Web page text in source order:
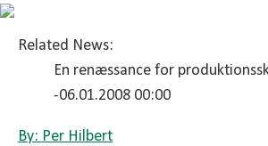
Related News:
En renæssance for
-06.01.2008 00:00
By: Per Hilbert